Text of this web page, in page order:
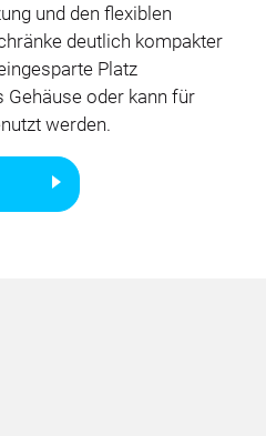
und den flexiblen
deutlich kompakter
Platz
oder kann für
werden.